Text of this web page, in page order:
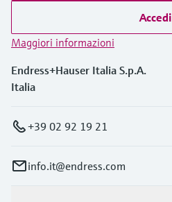
Accedi
Maggiori informazioni
Endress+Hauser Italia S.p.A.
Italia
+39 02 92 19 21
info.it@endress.com